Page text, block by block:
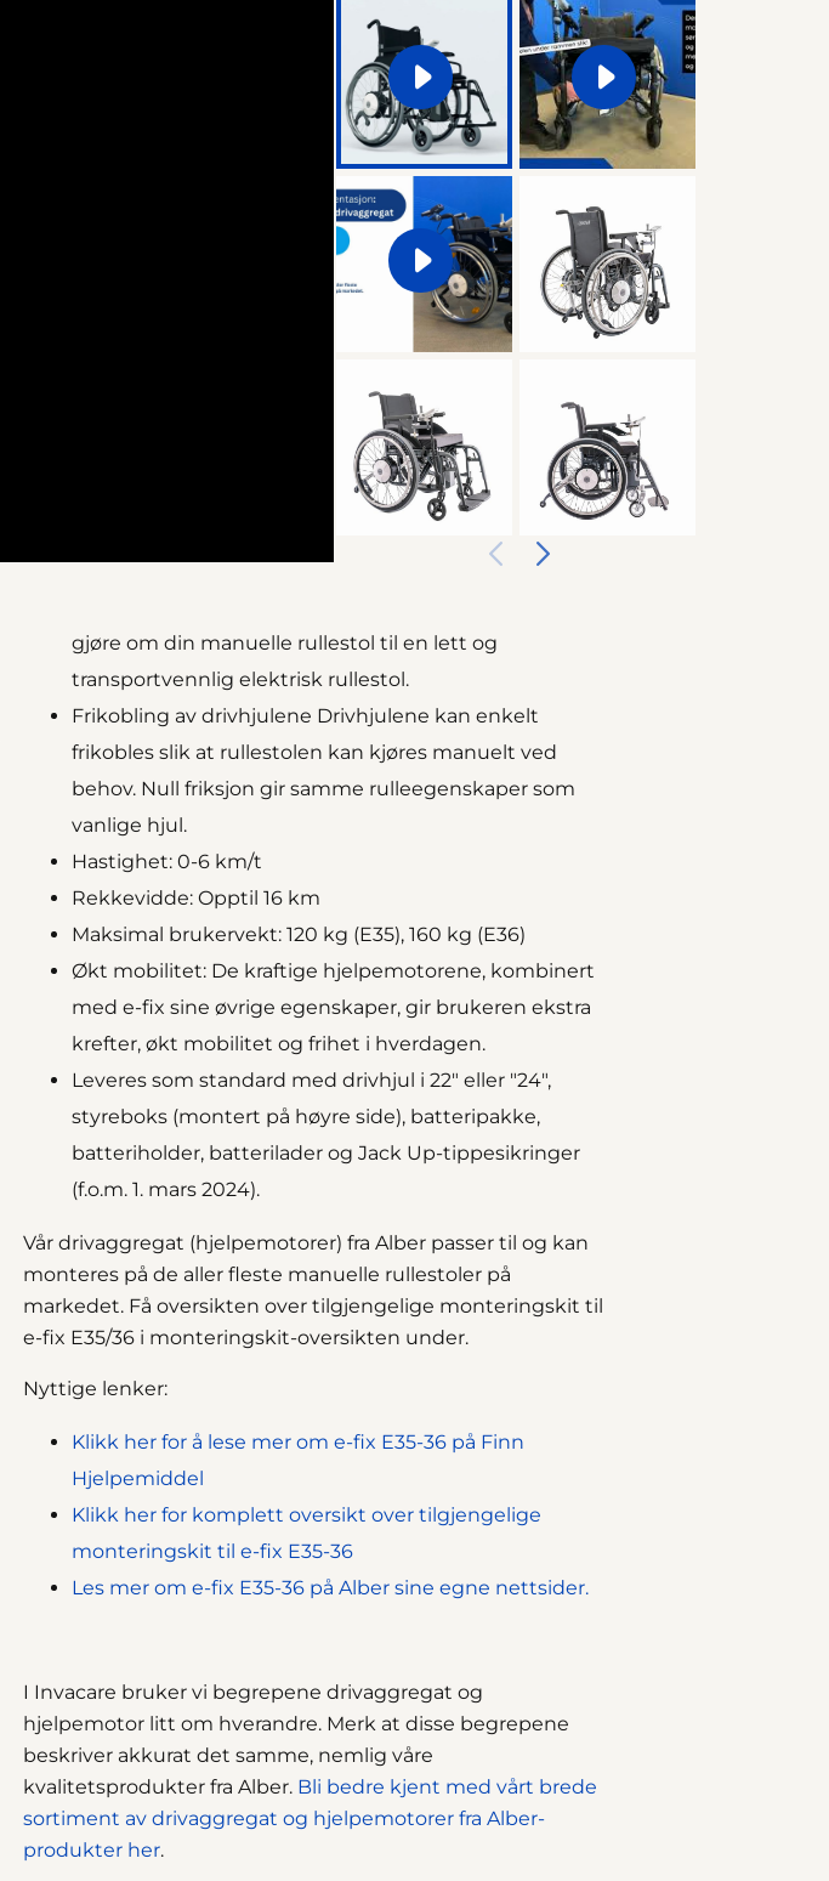
gjøre om din manuelle rullestol til en lett og
transportvennlig elektrisk rullestol.
Frikobling av drivhjulene Drivhjulene kan enkelt
frikobles slik at rullestolen kan kjøres manuelt ved
behov. Null friksjon gir samme rulleegenskaper som
vanlige hjul.
Hastighet: 0-6 km/t
Rekkevidde: Opptil 16 km
Maksimal brukervekt: 120 kg (E35), 160 kg (E36)
Økt mobilitet: De kraftige hjelpemotorene, kombinert
med e-fix sine øvrige egenskaper, gir brukeren ekstra
krefter, økt mobilitet og frihet i hverdagen.
Leveres som standard med drivhjul i 22" eller "24",
styreboks (montert på høyre side), batteripakke,
batteriholder, batterilader og Jack Up-tippesikringer
(f.o.m. 1. mars 2024).
Vår drivaggregat (hjelpemotorer) fra Alber passer til og kan
monteres på de aller fleste manuelle rullestoler på
markedet. Få oversikten over tilgjengelige monteringskit til
e-fix E35/36 i monteringskit-oversikten under.
Nyttige lenker:
Klikk her for å lese mer om e-fix E35-36 på Finn
Hjelpemiddel
Klikk her for komplett oversikt over tilgjengelige
monteringskit til e-fix E35-36
Les mer om e-fix E35-36 på Alber sine egne nettsider.
I Invacare bruker vi begrepene drivaggregat og
hjelpemotor litt om hverandre. Merk at disse begrepene
beskriver akkurat det samme, nemlig våre
kvalitetsprodukter fra Alber. Bli bedre kjent med vårt brede
sortiment av drivaggregat og hjelpemotorer fra Alber-
produkter her.